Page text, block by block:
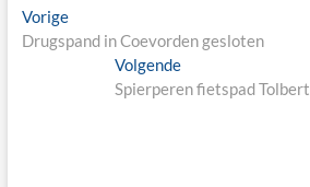
Berichtnavigatie
VorigePrevious
post:
Drugspand in Coevorden gesloten
VolgendeNext
post:
Spierperen fietspad